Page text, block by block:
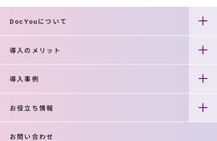
DocYouについて
導入のメリット
導入事例
お役立ち情報
お問い合わせ